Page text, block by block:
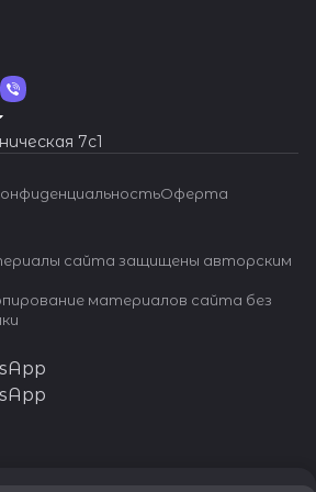
7c1
Оферта
сайта защищены авторским
материалов сайта без